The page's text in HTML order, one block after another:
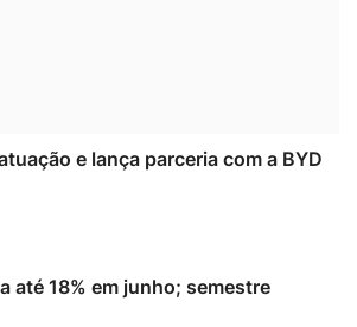
e lança parceria com a BYD
até 18% em junho; semestre